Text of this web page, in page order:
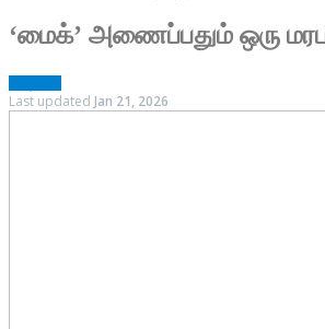
‘மைக்’ அணைப்பதும் ஒரு
Last updated Jan 21, 2026